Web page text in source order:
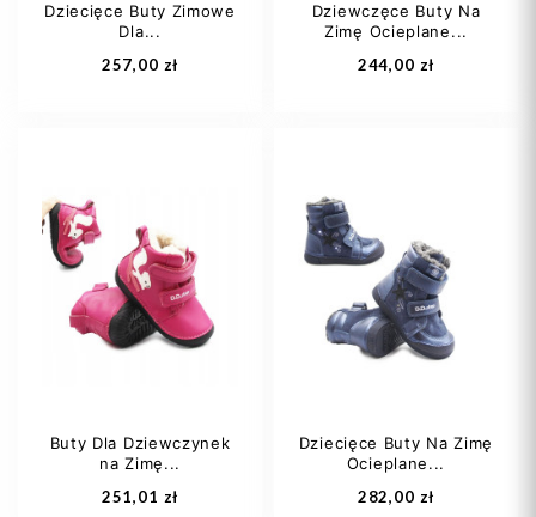
Dziecięce Buty Zimowe
Dla...
257,00 zł
20 21
23
24 +1
Dodaj do koszyka
Dziewczęce Buty Na
Zimę Ocieplane...
244,00 zł
20 21
24
Dodaj do koszyka
Buty Dla Dziewczynek
na Zimę...
251,01 zł
Dziecięce Buty Na Zimę
Ocieplane...
282,00 zł